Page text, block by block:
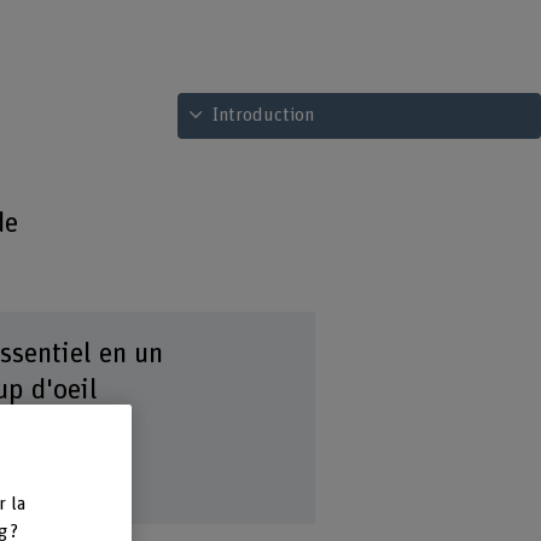
Voir le sommaire
Introduction
en un
d'oeil
la
?